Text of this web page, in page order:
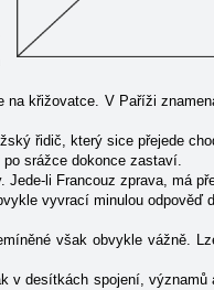
na křižovatce. V Paříži
řidič, který sice přejede
srážce dokonce zastaví.
Jede-li Francouz zprava, má
vyvrací minulou odpověď
však obvykle vážně.
v desítkách spojení,